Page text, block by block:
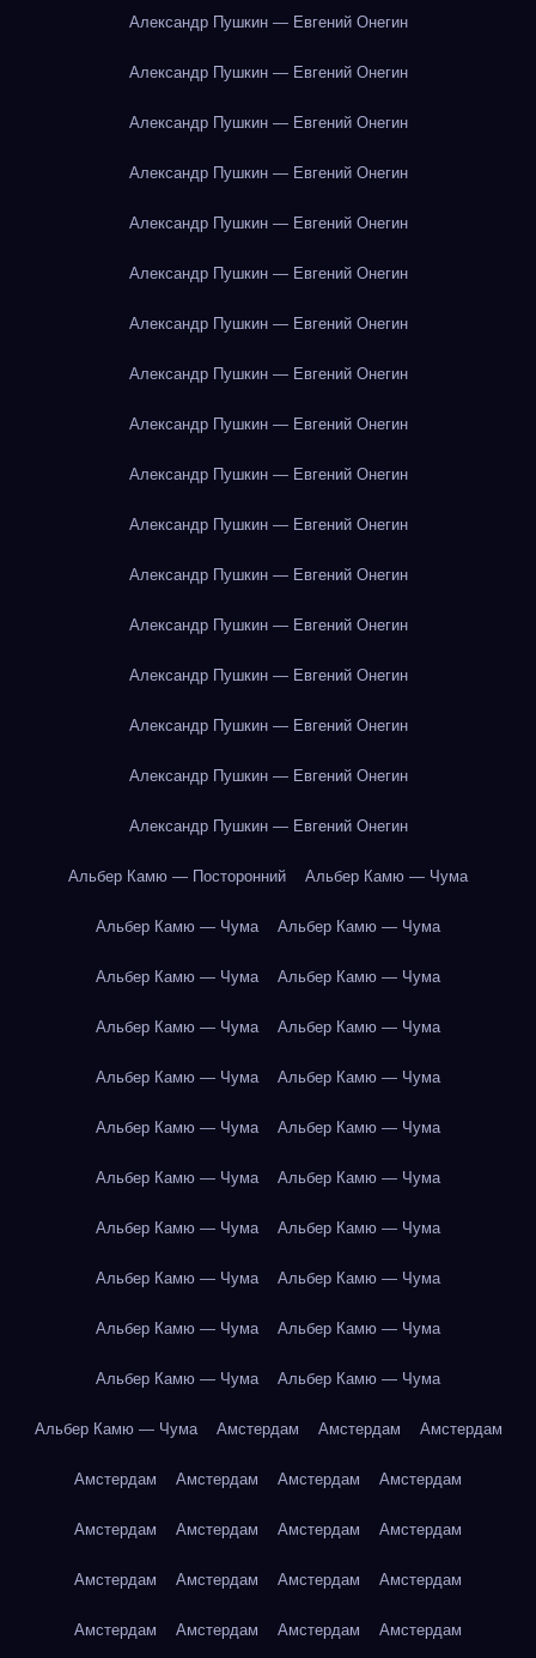
Александр Пушкин — Евгений Онегин
Александр Пушкин — Евгений Онегин
Александр Пушкин — Евгений Онегин
Александр Пушкин — Евгений Онегин
Александр Пушкин — Евгений Онегин
Александр Пушкин — Евгений Онегин
Александр Пушкин — Евгений Онегин
Александр Пушкин — Евгений Онегин
Александр Пушкин — Евгений Онегин
Александр Пушкин — Евгений Онегин
Александр Пушкин — Евгений Онегин
Александр Пушкин — Евгений Онегин
Александр Пушкин — Евгений Онегин
Александр Пушкин — Евгений Онегин
Александр Пушкин — Евгений Онегин
Александр Пушкин — Евгений Онегин
Александр Пушкин — Евгений Онегин
Альбер Камю — Посторонний Альбер Камю — Чума
Альбер Камю — Чума Альбер Камю — Чума
Альбер Камю — Чума Альбер Камю — Чума
Альбер Камю — Чума Альбер Камю — Чума
Альбер Камю — Чума Альбер Камю — Чума
Альбер Камю — Чума Альбер Камю — Чума
Альбер Камю — Чума Альбер Камю — Чума
Альбер Камю — Чума Альбер Камю — Чума
Альбер Камю — Чума Альбер Камю — Чума
Альбер Камю — Чума Альбер Камю — Чума
Альбер Камю — Чума Альбер Камю — Чума
Альбер Камю — Чума Амстердам Амстердам Амстердам
Амстердам Амстердам Амстердам Амстердам
Амстердам Амстердам Амстердам Амстердам
Амстердам Амстердам Амстердам Амстердам
Амстердам Амстердам Амстердам Амстердам